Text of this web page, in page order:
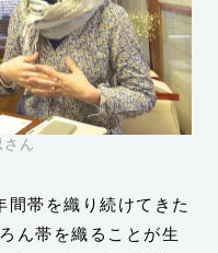
ん
間帯を織り続けてきた
ん帯を織ることが生